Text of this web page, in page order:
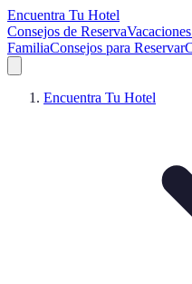
Encuentra Tu Hotel
Consejos de Reserva
FamiliaConsejos para Reservar
Encuentra Tu Hotel